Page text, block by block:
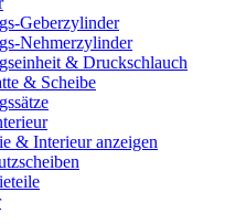
Geberzylinder
Nehmerzylinder
& Druckschlauch
& Scheibe
& Interieur anzeigen